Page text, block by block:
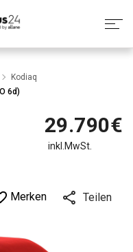
Kodiaq
6d)
Merken Teilen
29.790€
inkl.MwSt.